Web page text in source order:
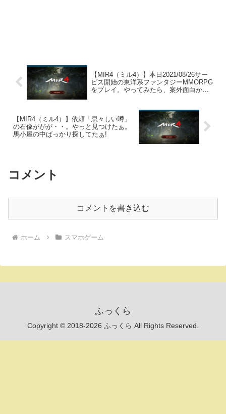
【MIR4（ミル4）】本日2021/08/26サー
ビス開始の東洋系ファンタジーMMORPG
をプレイ。やってみたら、案外面白かっ
【MIR4（ミル4）】依頼「忌々しい噂」
の石像ががが・・。やっと見つけたぁ。
馬小屋の中ばっかり探してたぁ!
コメント
コメントを書き込む
ホーム スマホゲーム
ふっくら
Copyright © 2018-2026 ふっくら All Rights Reserved.